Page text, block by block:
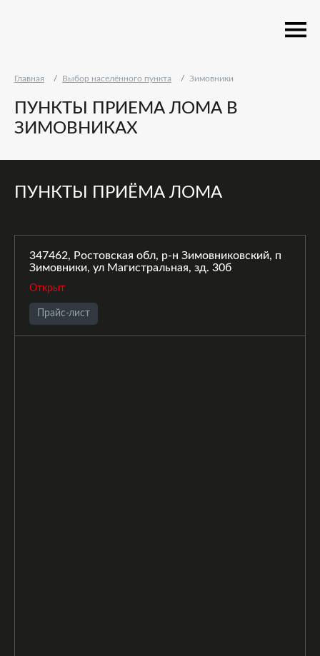
Главная Выбор населённого пункта Зимовники
ПУНКТЫ ПРИЕМА ЛОМА В
ЗИМОВНИКАХ
ПУНКТЫ ПРИЁМА ЛОМА
347462, Ростовская обл, р-н Зимовниковский, п
Зимовники, ул Магистральная, зд. 30б
Открыт
Прайс-лист